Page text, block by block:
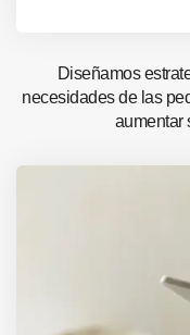
Diseñamos
necesidades de las
aumentar